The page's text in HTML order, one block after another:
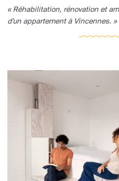
« Réhabilitation, rénovation et
d'un appartement à Vincennes. »